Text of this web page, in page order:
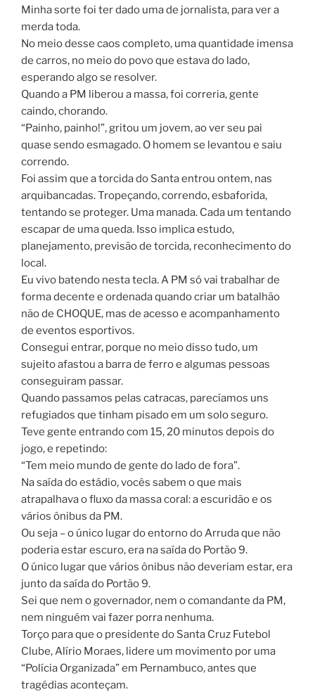
Minha sorte foi ter dado uma de jornalista, para ver a
merda toda.
No meio desse caos completo, uma quantidade imensa
de carros, no meio do povo que estava do lado,
esperando algo se resolver.
Quando a PM liberou a massa, foi correria, gente
caindo, chorando.
“Painho, painho!”, gritou um jovem, ao ver seu pai
quase sendo esmagado. O homem se levantou e saiu
correndo.
Foi assim que a torcida do Santa entrou ontem, nas
arquibancadas. Tropeçando, correndo, esbaforida,
tentando se proteger. Uma manada. Cada um tentando
escapar de uma queda. Isso implica estudo,
planejamento, previsão de torcida, reconhecimento do
local.
Eu vivo batendo nesta tecla. A PM só vai trabalhar de
forma decente e ordenada quando criar um batalhão
não de CHOQUE, mas de acesso e acompanhamento
de eventos esportivos.
Consegui entrar, porque no meio disso tudo, um
sujeito afastou a barra de ferro e algumas pessoas
conseguiram passar.
Quando passamos pelas catracas, parecíamos uns
refugiados que tinham pisado em um solo seguro.
Teve gente entrando com 15, 20 minutos depois do
jogo, e repetindo:
“Tem meio mundo de gente do lado de fora”.
Na saída do estádio, vocês sabem o que mais
atrapalhava o fluxo da massa coral: a escuridão e os
vários ônibus da PM.
Ou seja – o único lugar do entorno do Arruda que não
poderia estar escuro, era na saída do Portão 9.
O único lugar que vários ônibus não deveriam estar, era
junto da saída do Portão 9.
Sei que nem o governador, nem o comandante da PM,
nem ninguém vai fazer porra nenhuma.
Torço para que o presidente do Santa Cruz Futebol
Clube, Alírio Moraes, lidere um movimento por uma
“Polícia Organizada” em Pernambuco, antes que
tragédias aconteçam.